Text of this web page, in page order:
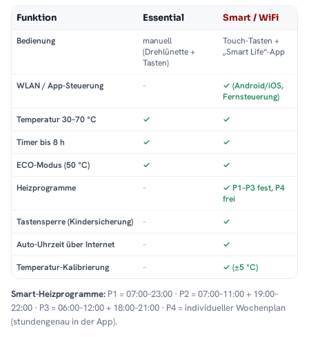
Funktion Essential Smart / WiFi
Bedienung
manuell
(Drehlünette +
Tasten)
Touch-Tasten +
„Smart Life“-App
WLAN / App-Steuerung –
✓ (Android/iOS,
Fernsteuerung)
Temperatur 30–70 °C ✓ ✓
Timer bis 8 h ✓ ✓
ECO-Modus (50 °C) ✓ ✓
Heizprogramme –
✓ P1–P3 fest, P4
frei
Tastensperre (Kindersicherung) – ✓
Auto-Uhrzeit über Internet – ✓
Temperatur-Kalibrierung – ✓ (±5 °C)
Smart-Heizprogramme: P1 = 07:00–23:00 · P2 = 07:00–11:00 + 19:00–
22:00 · P3 = 06:00–12:00 + 18:00–21:00 · P4 = individueller Wochenplan
(stundengenau in der App).